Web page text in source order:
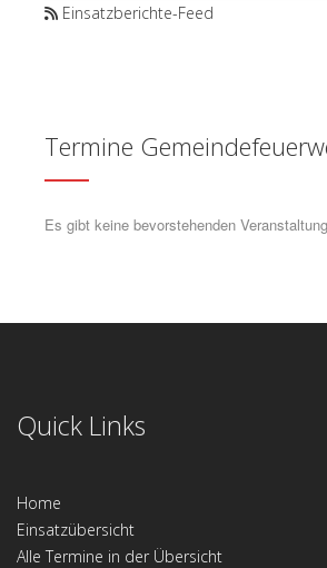
Einsatzberichte-Feed
Termine
Es gibt keine bevorstehenden
Quick Links
Home
Einsatzübersicht
Alle Termine in der Übersicht